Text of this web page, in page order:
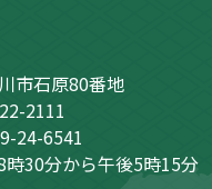
市石原80番地
2111
24-6541
時30分から午後5時15分